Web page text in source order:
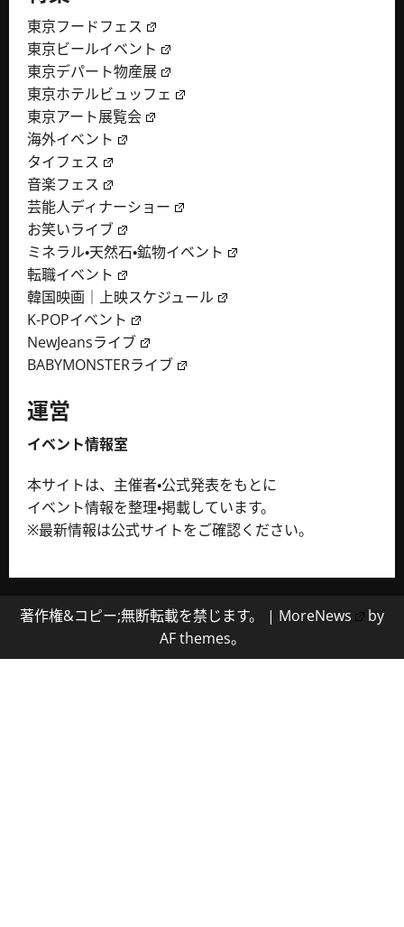
東京フードフェス
東京ビールイベント
東京デパート物産展
東京ホテルビュッフェ
東京アート展覧会
海外イベント
タイフェス
音楽フェス
芸能人ディナーショー
お笑いライブ
ミネラル・天然石・鉱物イベント
転職イベント
韓国映画｜上映スケジュール
K-POPイベント
NewJeansライブ
BABYMONSTERライブ
運営
イベント情報室
本サイトは、主催者・公式発表をもとに
イベント情報を整理・掲載しています。
※最新情報は公式サイトをご確認ください。
著作権&コピー;無断転載を禁じます。 | MoreNews
by
AF themes。